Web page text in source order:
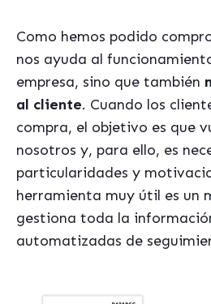
Como hemos podido
nos ayuda al
empresa, sino que también
al cliente. Cuando los
compra, el objetivo es que
nosotros y, para ello, es
particularidades y
herramienta muy útil es un
gestiona toda la
automatizadas de